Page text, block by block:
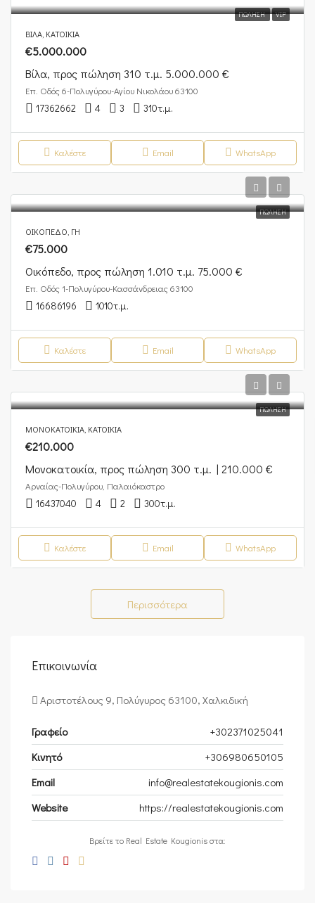
ΠΏΛΗΣΗ VIP
ΒΊΛΑ, ΚΑΤΟΙΚΊΑ
€5.000.000
Βίλα, προς πώληση 310 τ.μ. 5.000.000 €
Επ. Οδός 6-Πολυγύρου-Αγίου Νικολάου 63100
17362662 4 3 310τ.μ.
Καλέστε Email WhatsApp
ΠΏΛΗΣΗ
ΟΙΚΌΠΕΔΟ, ΓΗ
€75.000
Οικόπεδο, προς πώληση 1.010 τ.μ. 75.000 €
Επ. Οδός 1-Πολυγύρου-Κασσάνδρειας 63100
16686196 1010τ.μ.
Καλέστε Email WhatsApp
ΠΏΛΗΣΗ
ΜΟΝΟΚΑΤΟΙΚΊΑ, ΚΑΤΟΙΚΊΑ
€210.000
Μονοκατοικία, προς πώληση 300 τ.μ. | 210.000 €
Αρναίας-Πολυγύρου, Παλαιόκαστρο
16437040 4 2 300τ.μ.
Καλέστε Email WhatsApp
Περισσότερα
Επικοινωνία
Αριστοτέλους 9, Πολύγυρος 63100, Χαλκιδική
Γραφείο
+302371025041
Κινητό
+306980650105
Email
info@realestatekougionis.com
Website
https://realestatekougionis.com
Βρείτε το Real Estate Kougionis στα: